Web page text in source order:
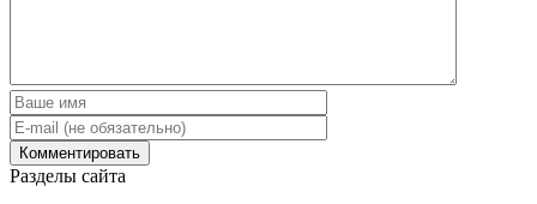
Разделы сайта